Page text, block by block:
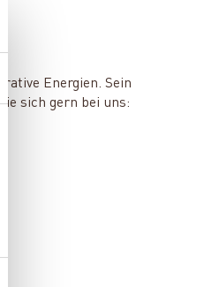
Energien. Sein
sich gern bei uns: